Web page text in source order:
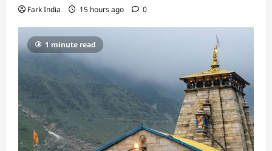
Fark India 15 hours ago 0
1 minute read